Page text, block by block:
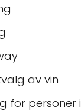
av vin
for personer